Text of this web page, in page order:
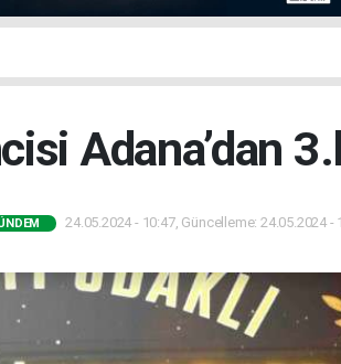
Adana’dan
24.05.2024 - 10:47, Güncelleme: 24.05.2024 -